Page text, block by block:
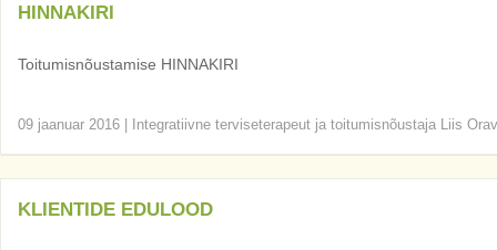
HINNAKIRI
Toitumisnõustamise HINNAKIRI
09 jaanuar 2016 Integratiivne terviseterapeut ja toitumisnõustaja Liis Orav
KLIENTIDE EDULOOD